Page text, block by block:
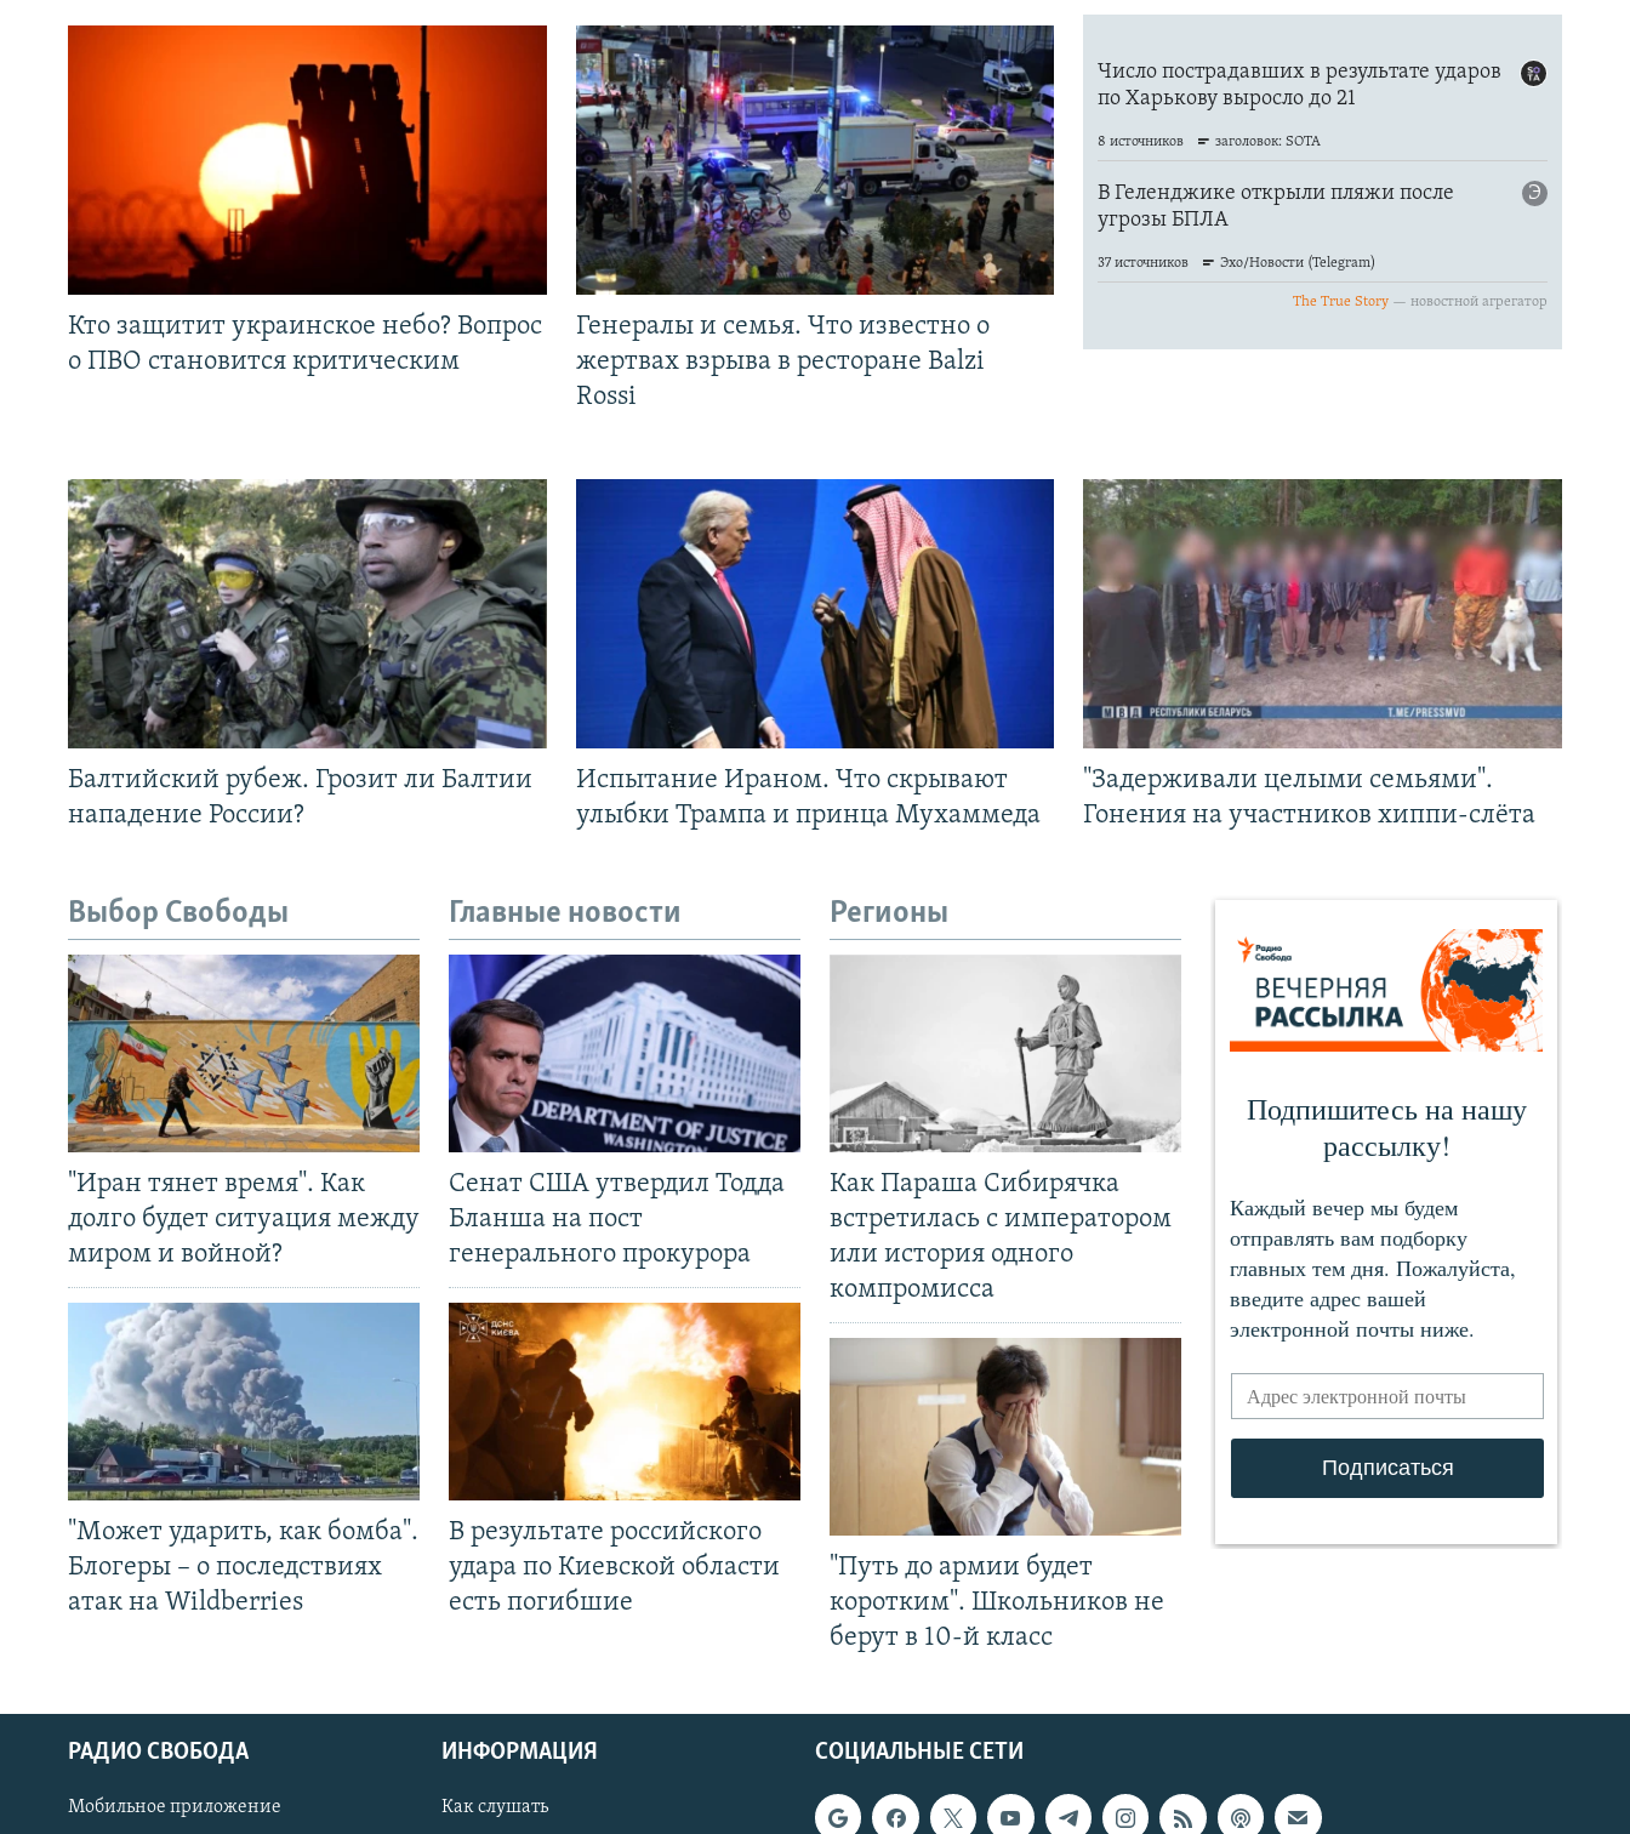
СОЦИАЛЬНЫЕ СЕТИ
Кто защитит украинское небо? Вопрос
о ПВО становится критическим
Генералы и семья. Что известно о
жертвах взрыва в ресторане Balzi
Rossi
Балтийский рубеж. Грозит ли Балтии
нападение России?
Испытание Ираном. Что скрывают
улыбки Трампа и принца Мухаммеда
"Задерживали целыми семьями".
Гонения на участников хиппи-слёта
Выбор Свободы
"Иран тянет время". Как
долго будет ситуация между
миром и войной?
"Может ударить, как бомба".
Блогеры – о последствиях
атак на Wildberries
Главные новости
Сенат США утвердил Тодда
Бланша на пост
генерального прокурора
В результате российского
удара по Киевской области
есть погибшие
Регионы
Как Параша Сибирячка
встретилась с императором
или история одного
компромисса
"Путь до армии будет
коротким". Школьников не
берут в 10-й класс
СОЦИАЛЬНЫЕ СЕТИ
РАДИО СВОБОДА
Мобильное приложение
ИНФОРМАЦИЯ
Как слушать